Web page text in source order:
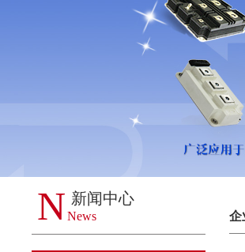
N 新闻中心
News 企